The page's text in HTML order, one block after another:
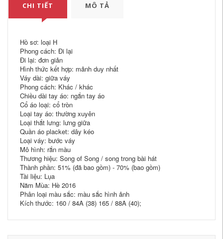
CHI TIẾT MÔ TẢ
Hồ sơ: loại H
Phong cách: Đi lại
Đi lại: đơn giản
Hình thức kết hợp: mảnh duy nhất
Váy dài: giữa váy
Phong cách: Khác / khác
Chiều dài tay áo: ngắn tay áo
Cổ áo loại: cổ tròn
Loại tay áo: thường xuyên
Loại thắt lưng: lưng giữa
Quần áo placket: dây kéo
Loại váy: bước váy
Mô hình: rắn màu
Thương hiệu: Song of Song / song trong bài hát
Thành phần: 51% (đã bao gồm) - 70% (bao gồm)
Tài liệu: Lụa
Năm Mùa: Hè 2016
Phân loại màu sắc: màu sắc hình ảnh
Kích thước: 160 / 84A (38) 165 / 88A (40);